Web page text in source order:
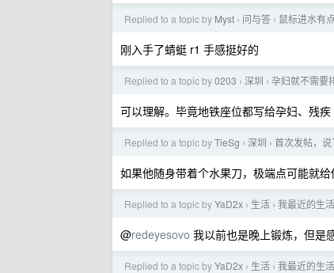
Replied to a topic by Myst › 问与答 › 鼠标进水有
刚入手了蜻蜓 r1 手感挺好的
Replied to a topic by0203 › 深圳 › 孕妇就不需要
可以理解。毕竟地铁座位都写给孕妇、残疾
Replied to a topic byTieSg › 深圳 › 首次发帖，
如果他随身带着个水果刀，极端点可能就
Replied to a topic byYaD2x › 生活 › 我最近的生
@redeyesovo 我以前也是晚上锻炼，但是
Replied to a topic byYaD2x › 生活 › 我最近的生